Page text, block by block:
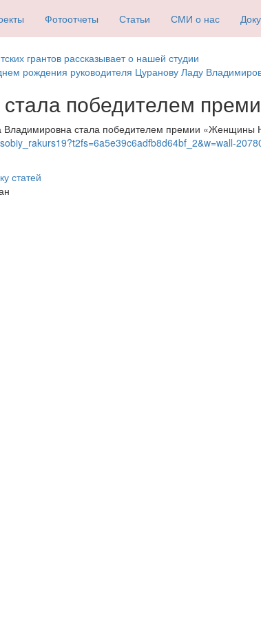
Фотоотчеты Статьи СМИ о нас
грантов рассказывает о нашей студии
рождения руководителя Цуранову Ладу
стала победителем
стала победителем премии «Женщины
статей